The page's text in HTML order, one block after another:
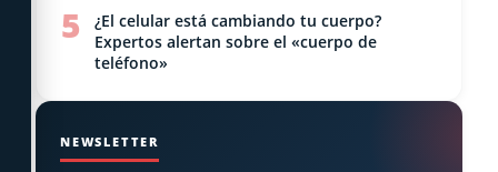
5
¿El celular está cambiando tu cuerpo?
Expertos alertan sobre el «cuerpo de
teléfono»
NEWSLETTER